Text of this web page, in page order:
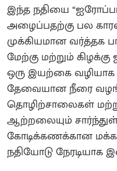
இந்த நதியை
அழைப்பதற்கு பல
முக்கியமான வர்த்தக
மேற்கு மற்றும்
ஒரு இயற்கை வழியாக
தேவையான நீரை
தொழிற்சாலைகள்
ஆற்றலையும்
கோடிக்கணக்கான
நதியோடு